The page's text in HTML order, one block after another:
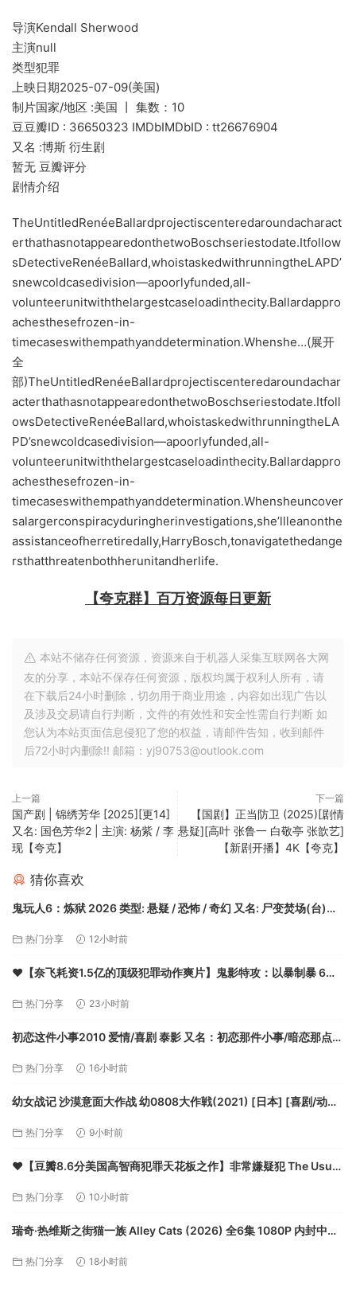
导演Kendall Sherwood
主演null
类型犯罪
上映日期2025-07-09(美国)
制片国家/地区 :美国 丨 集数：10
豆豆瓣ID : 36650323 IMDbIMDbID : tt26676904
又名 :博斯 衍生剧
暂无 豆瓣评分
剧情介绍
TheUntitledRenéeBallardprojectiscenteredaroundacharact
erthathasnotappearedonthetwoBoschseriestodate.Itfollow
sDetectiveRenéeBallard,whoistaskedwithrunningtheLAPD’
snewcoldcasedivision—apoorlyfunded,all-
volunteerunitwiththelargestcaseloadinthecity.Ballardappro
achesthesefrozen-in-
timecaseswithempathyanddetermination.Whenshe…(展开
全
部)TheUntitledRenéeBallardprojectiscenteredaroundachar
acterthathasnotappearedonthetwoBoschseriestodate.Itfoll
owsDetectiveRenéeBallard,whoistaskedwithrunningtheLA
PD’snewcoldcasedivision—apoorlyfunded,all-
volunteerunitwiththelargestcaseloadinthecity.Ballardappro
achesthesefrozen-in-
timecaseswithempathyanddetermination.Whensheuncover
salargerconspiracyduringherinvestigations,she’llleanonthe
assistanceofherretiredally,HarryBosch,tonavigatethedange
rsthatthreatenbothherunitandherlife.
【夸克群】百万资源每日更新
本站不储存任何资源，资源来自于机器人采集互联网各大网
友的分享，本站不保存任何资源，版权均属于权利人所有，请
在下载后24小时删除，切勿用于商业用途，内容如出现广告以
及涉及交易请自行判断，文件的有效性和安全性需自行判断 如
您认为本站页面信息侵犯了您的权益，请邮件告知，收到邮件
后72小时内删除!! 邮箱：yj90753@outlook.com
上一篇
国产剧 | 锦绣芳华 [2025][更14]
又名: 国色芳华2 | 主演: 杨紫 / 李
现【夸克】
下一篇
【国剧】正当防卫 (2025)[剧情
悬疑][高叶 张鲁一 白敬亭 张歆艺]
【新剧开播】4K【夸克】
猜你喜欢
鬼玩人6：炼狱 2026 类型: 悬疑 / 恐怖 / 奇幻 又名: 尸变焚场(台)
热门分享 12小时前
❤️【奈飞耗资1.5亿的顶级犯罪动作爽片】鬼影特攻：以暴制暴 6
热门分享 23小时前
初恋这件小事2010 爱情/喜剧 泰影 又名：初恋那件小事/暗恋那点小
热门分享 16小时前
幼女战记 沙漠意面大作战 幼0808大作戦(2021) [日本] [喜剧/动画/
热门分享 9小时前
❤️【豆瓣8.6分美国高智商犯罪天花板之作】非常嫌疑犯 The Usual
热门分享 10小时前
瑞奇·热维斯之街猫一族 Alley Cats (2026) 全6集 1080P 内封中字
热门分享 18小时前